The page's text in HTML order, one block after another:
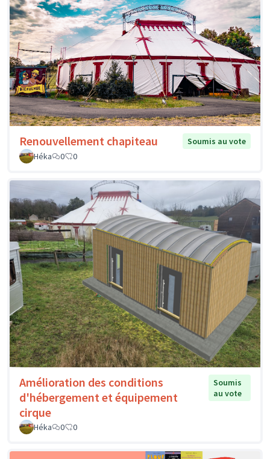
Renouvellement chapiteau
Soumis au vote
Héka
0 0
Amélioration des conditions
d'hébergement et équipement
cirque
Soumis
au vote
Héka 0 0